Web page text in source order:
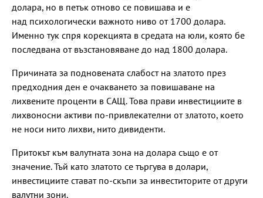
долара, но в петък отново се повишава и е
над психологически важното ниво от 1700 долара.
Именно тук спря корекцията в средата на юли, която бе
последвана от възстановяване до над 1800 долара.
Причината за подновената слабост на златото през
предходния ден е очакването за повишаване на
лихвените проценти в САЩ. Това прави инвестициите в
лихвоносни активи по-привлекателни от златото, което
не носи нито лихви, нито дивиденти.
Притокът към валутната зона на долара също е от
значение. Тъй като златото се търгува в долари,
инвестициите стават по-скъпи за инвеститорите от други
валутни зони.